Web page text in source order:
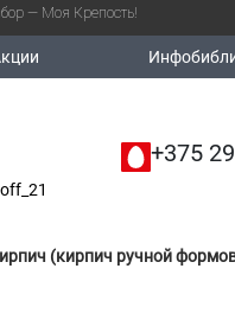
— Моя Крепость!
+375
(кирпич ручной